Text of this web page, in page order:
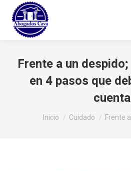
Frente a un
en 4 pasos que
cuenta
Estás aquí:
Inicio Cuidado Frente